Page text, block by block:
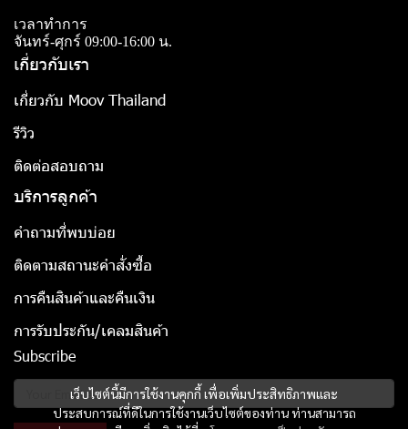
เว็บไซต์นี้มีการใช้งานคุกกี้ เพื่อเพิ่มประสิทธิภาพและ
ประสบการณ์ที่ดีในการใช้งานเว็บไซต์ของท่าน ท่านสามารถ
เวลาทำการ
จันทร์-ศุกร์ 09:00-16:00 น.
เกี่ยวกับเรา
เกี่ยวกับ Moov Thailand
รีวิว
ติดต่อสอบถาม
บริการลูกค้า
คำถามที่พบบ่อย
ติดตามสถานะคำสั่งซื้อ
การคืนสินค้าและคืนเงิน
การรับประกัน/เคลมสินค้า
Subscribe